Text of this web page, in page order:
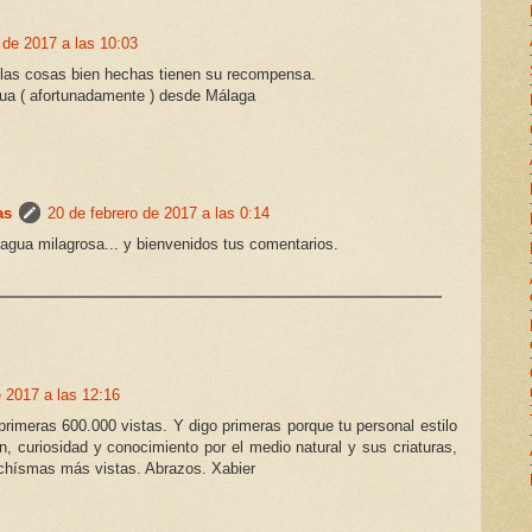
2017 a las 10:03
cosas bien hechas tienen su recompensa.
( afortunadamente ) desde Málaga
20 de febrero de 2017 a las 0:14
milagrosa... y bienvenidos tus comentarios.
2017 a las 12:16
600.000 vistas. Y digo primeras porque tu personal estilo
curiosidad y conocimiento por el medio natural y sus criaturas,
más vistas. Abrazos. Xabier